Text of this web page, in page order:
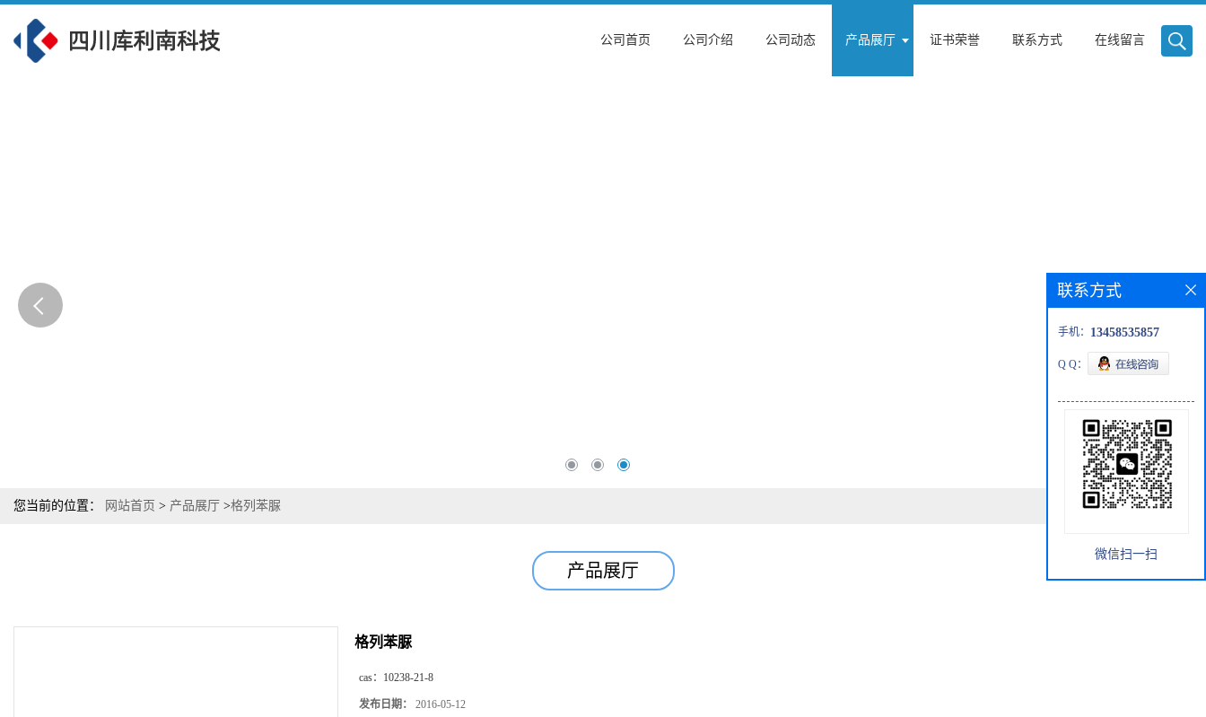
公司首页 公司介绍 公司动态 产品展厅 证书荣誉 联系方式 在线留言
您当前的位置： 网站首页 > 产品展厅 >格列苯脲
产品展厅
格列苯脲
cas： 10238-21-8
发布日期： 2016-05-12
联系方式
手机： 13458535857
Q Q：
微信扫一扫